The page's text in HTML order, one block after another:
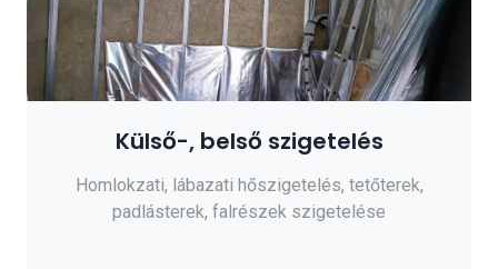
Külső-, belső szigetelés
Homlokzati, lábazati hőszigetelés, tetőterek,
padlásterek, falrészek szigetelése